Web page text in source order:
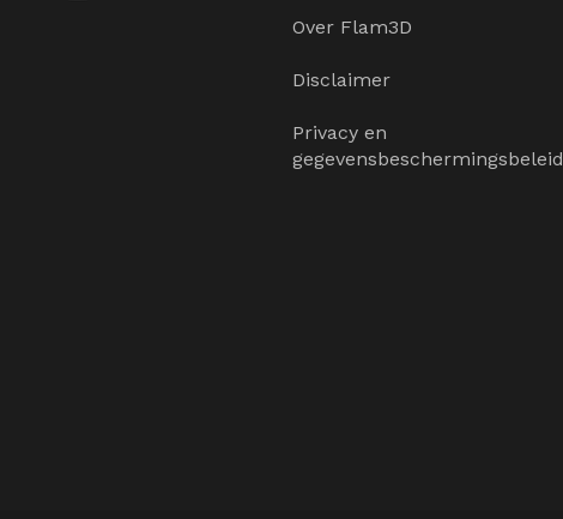
Over Flam3D
Disclaimer
Privacy en
gegevensbeschermingsbeleid